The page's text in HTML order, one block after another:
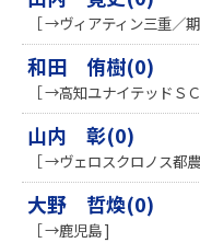
［ →ヴィアティン三重／
和田 侑樹(0)
［ →高知ユナイテッドＳ
山内 彰(0)
［ →ヴェロスクロノス都
大野 哲煥(0)
［ →鹿児島 ]